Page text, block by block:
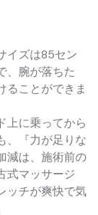
イズは85セン
、腕が落ちた
ることができま
上に乗ってから
、『力が足りな
減は、施術前の
式マッサージ
ッチが爽快で気